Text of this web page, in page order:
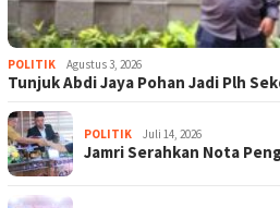
POLITIK Agustus 3, 2026
Tunjuk Abdi Jaya Pohan Jadi Plh
POLITIK Juli 14, 2026
Jamri Serahkan Nota